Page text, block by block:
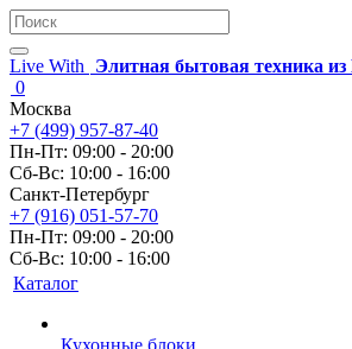
Live With
Элитная бытовая техника
0
Москва
+7 (499) 957-87-40
Пн-Пт: 09:00 - 20:00
Сб-Вс: 10:00 - 16:00
Санкт-Петербург
+7 (916) 051-57-70
Пн-Пт: 09:00 - 20:00
Сб-Вс: 10:00 - 16:00
Каталог
Кухонные блоки